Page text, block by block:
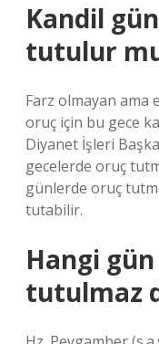
Kandil
tutulur
Farz olmayan ama
oruç için bu gece
Diyanet İşleri
gecelerde oruç
günlerde oruç
tutabilir.
Hangi
tutulmaz